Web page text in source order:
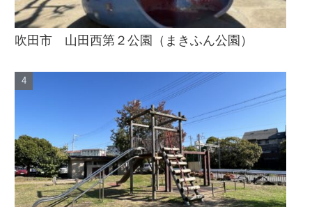
吹田市 山田西第２公園（まきふん公園）